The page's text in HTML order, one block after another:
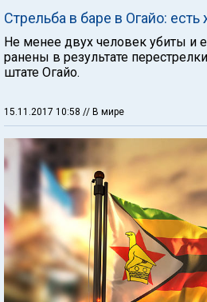
Стрельба в баре в Огайо:
Не менее двух человек убиты и
ранены в результате
штате Огайо.
15.11.2017 10:58 // В мире